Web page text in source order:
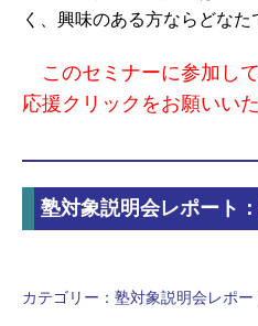
く、興味のある方ならどなた
このセミナーに参加し
応援クリックをお願いい
塾対象説明会レポート
カテゴリー： 塾対象説明会レポー